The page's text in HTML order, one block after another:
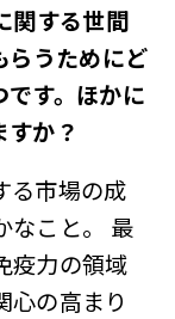
関する世間
らうためにど
です。ほかに
か？
る市場の成
なこと。 最
疫力の領域
心の高まり